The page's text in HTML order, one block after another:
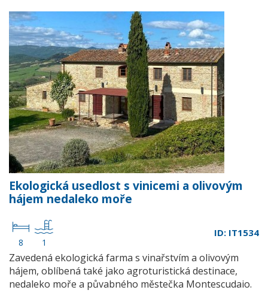
Ekologická usedlost s vinicemi a olivovým
hájem nedaleko moře
8 1
ID: IT1534
Zavedená ekologická farma s vinařstvím a olivovým
hájem, oblíbená také jako agroturistická destinace,
nedaleko moře a půvabného městečka Montescudaio.